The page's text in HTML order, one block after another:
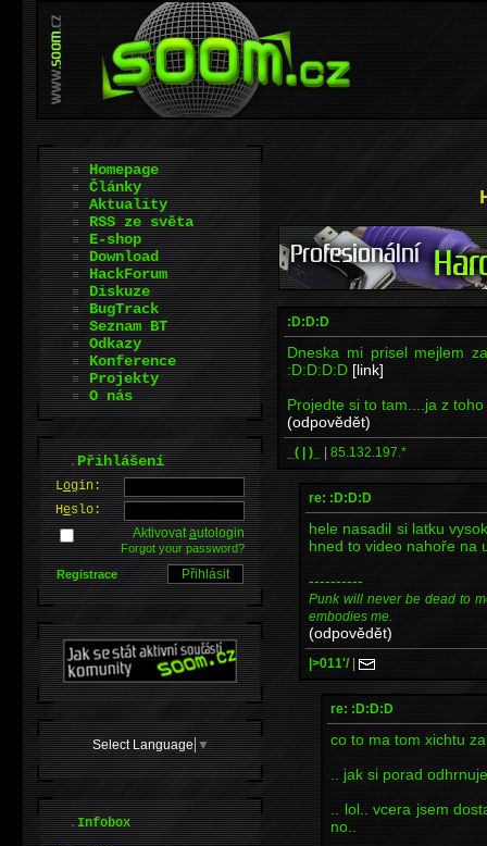
:D:D:D
Dneska mi prisel mejlem
:D:D:D:D [link]
Projedte si to tam....ja z
(odpovědět)
_( | )_ | 85.132.197.*
re: :D:D:D
hele nasadil si latku
hned to video nahoře na
----------
Punk will never be dead to
embodies me.
(odpovědět)
|>011'/|
re: :D:D:D
co to ma tom xichtu
.. jak si porad
.. lol.. vcera jsem
no..
Homepage
Články
Aktuality
RSS ze světa
E-shop
Download
HackForum
Diskuze
BugTrack
Seznam BT
Odkazy
Konference
Projekty
O nás
.Přihlášení
Login:
Heslo:
Aktivovatautologin
Forgot your password?
Registrace
Select Language ▼
.Infobox